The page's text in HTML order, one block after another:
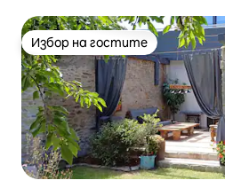
Избор на гостите
Избор на гостите